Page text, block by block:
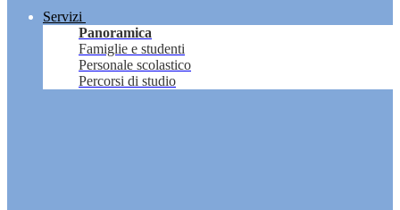
Servizi
Panoramica
Famiglie e studenti
Personale scolastico
Percorsi di studio